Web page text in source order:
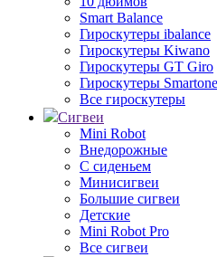
Smart Balance
Гироскутеры ibalance
Гироскутеры Kiwano
Гироскутеры GT Giro
Гироскутеры Smartone
Все гироскутеры
Сигвеи
Mini Robot
Внедорожные
С сиденьем
Минисигвеи
Большие сигвеи
Детские
Mini Robot Pro
Все сигвеи